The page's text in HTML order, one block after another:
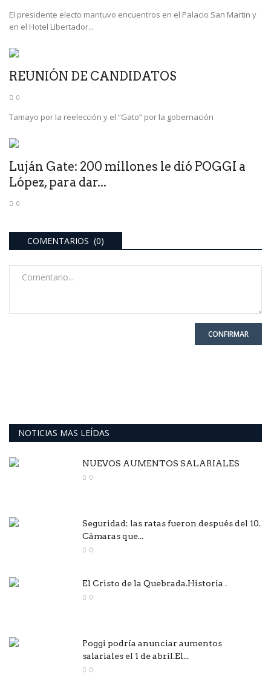
El presidente electo mantuvo encuentros en el Palacio San Martin y
en el Hotel Libertador...
REUNIÓN DE CANDIDATOS
0
Tamayo por la reelección y el “Gato” por la gobernación
Luján Gate: 200 millones le dió POGGI a
López, para dar...
0
COMENTARIOS (0)
CONFIRMAR
NOTICIAS MAS LEÍDAS
NUEVOS AUMENTOS SALARIALES
0
Seguridad: las ratas fueron después del 10.
Cámaras que...
0
El Cristo de la Quebrada.Historia .
0
Poggi podría anunciar aumentos
salariales el 1 de abril.El...
0